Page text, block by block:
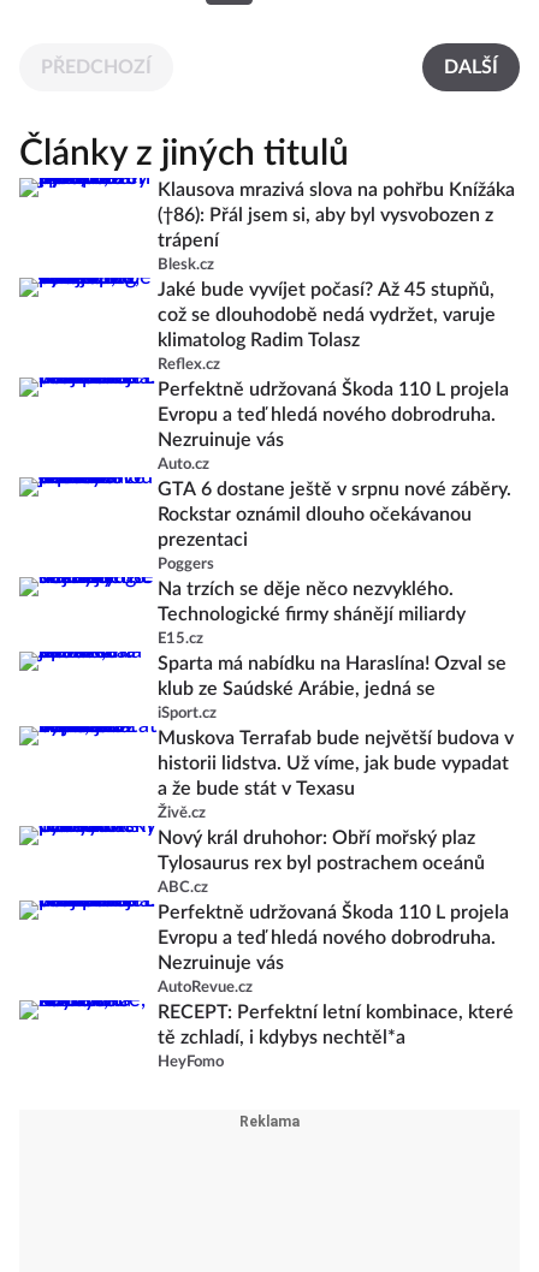
PŘEDCHOZÍ DALŠÍ
Články z jiných titulů
Klausova mrazivá slova na pohřbu Knížáka
(†86): Přál jsem si, aby byl vysvobozen z
trápení
Blesk.cz
Jaké bude vyvíjet počasí? Až 45 stupňů,
což se dlouhodobě nedá vydržet, varuje
klimatolog Radim Tolasz
Reflex.cz
Perfektně udržovaná Škoda 110 L projela
Evropu a teď hledá nového dobrodruha.
Nezruinuje vás
Auto.cz
GTA 6 dostane ještě v srpnu nové záběry.
Rockstar oznámil dlouho očekávanou
prezentaci
Poggers
Na trzích se děje něco nezvyklého.
Technologické firmy shánějí miliardy
E15.cz
Sparta má nabídku na Haraslína! Ozval se
klub ze Saúdské Arábie, jedná se
iSport.cz
Muskova Terrafab bude největší budova v
historii lidstva. Už víme, jak bude vypadat
a že bude stát v Texasu
Živě.cz
Nový král druhohor: Obří mořský plaz
Tylosaurus rex byl postrachem oceánů
ABC.cz
Perfektně udržovaná Škoda 110 L projela
Evropu a teď hledá nového dobrodruha.
Nezruinuje vás
AutoRevue.cz
RECEPT: Perfektní letní kombinace, které
tě zchladí, i kdybys nechtěl*a
HeyFomo